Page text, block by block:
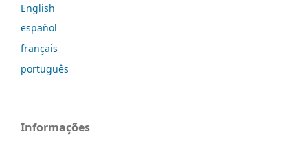
English
español
français
português
Informações